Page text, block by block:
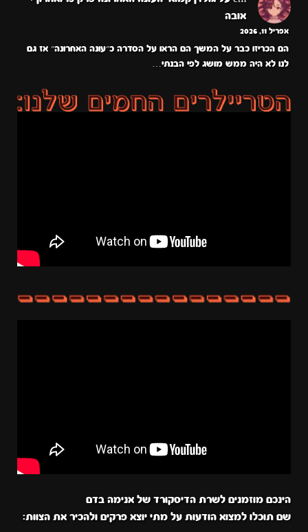
אובה
אפריל 11, 2026
הם הכריזו כבר על המשך הם הראו על הסדרה כ״עונה האחרונה״ אז גם
לנו לא היה ממש מושג לפי הבנתי…
הינכם מוזמנים לשרת הדיסקורד של אנימה בדם
שם תוכלו למצוא הודעות על מתי יוצא פרקים ולהכיר את הצוות: